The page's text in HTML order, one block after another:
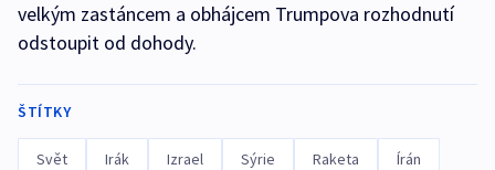
velkým zastáncem a obhájcem Trumpova rozhodnutí
odstoupit od dohody.
ŠTÍTKY
Svět Irák Izrael Sýrie Raketa Írán